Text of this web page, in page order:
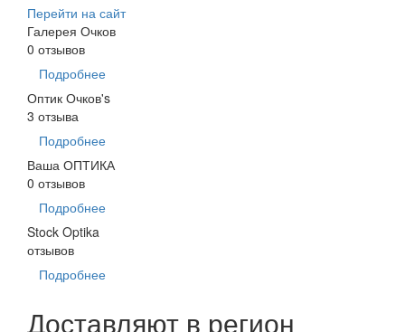
Перейти на сайт
Галерея Очков
0 отзывов
Подробнее
Оптик Очков's
3 отзыва
Подробнее
Ваша ОПТИКА
0 отзывов
Подробнее
Stock Optika
отзывов
Подробнее
Доставляют в регион